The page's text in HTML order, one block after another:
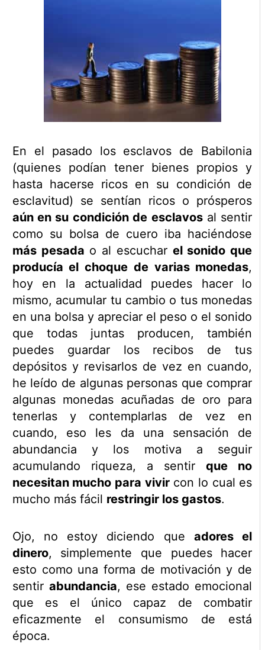
En el pasado los esclavos de Babilonia
(quienes podían tener bienes propios y
hasta hacerse ricos en su condición de
esclavitud) se sentían ricos o prósperos
aún en su condición de esclavosal sentir
como su bolsa de cuero iba haciéndose
más pesada o al escuchar el sonido que
producía el choque de varias monedas,
hoy en la actualidad puedes hacer lo
mismo, acumular tu cambio o tus monedas
en una bolsa y apreciar el peso o el sonido
que todas juntas producen, también
puedes guardar los recibos de tus
depósitos y revisarlos de vez en cuando,
he leído de algunas personas que comprar
algunas monedas acuñadas de oro para
tenerlas y contemplarlas de vez en
cuando, eso les da una sensación de
abundancia y los motiva a seguir
acumulando riqueza, a sentirque no
necesitan mucho para vivircon lo cual es
mucho más fácil restringir los gastos.
Ojo, no estoy diciendo que adores el
dinero, simplemente que puedes hacer
esto como una forma de motivación y de
sentir abundancia, ese estado emocional
que es el único capaz de combatir
eficazmente el consumismo de está
época.